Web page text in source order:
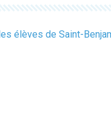
élèves de Saint-